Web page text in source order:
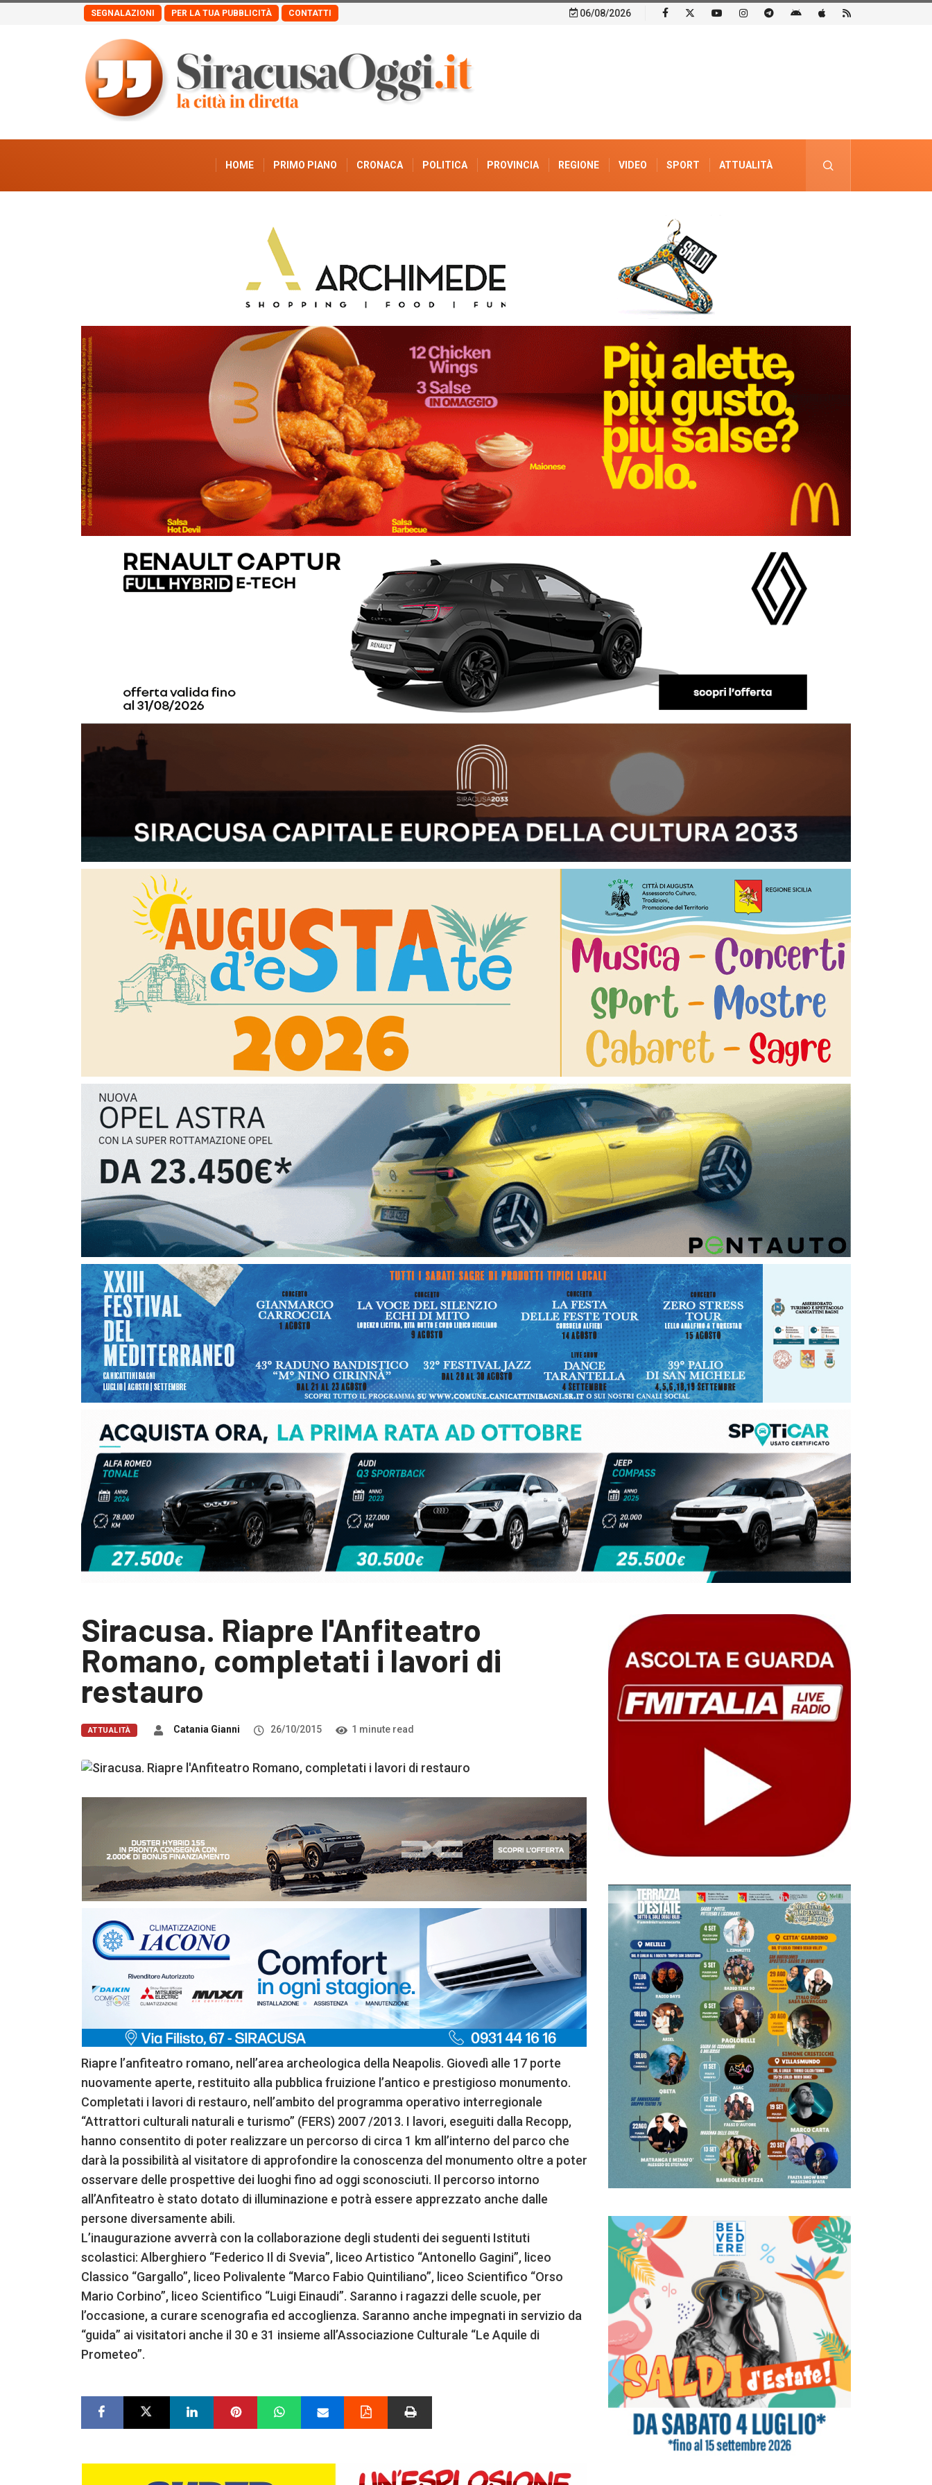
SEGNALAZIONI PER LA TUA PUBBLICITÀ CONTATTI 06/08/2026
HOME PRIMO PIANO CRONACA POLITICA PROVINCIA REGIONE VIDEO SPORT ATTUALITÀ
PUBBLICITÀ ELETTORALE
Siracusa. Riapre l'Anfiteatro
Romano, completati i lavori di
restauro
ATTUALITÀ Catania Gianni 26/10/2015 1 minute read
Riapre l’anfiteatro romano, nell’area archeologica della Neapolis. Giovedì alle 17 porte
nuovamente aperte, restituito alla pubblica fruizione l’antico e prestigioso monumento.
Completati i lavori di restauro, nell’ambito del programma operativo interregionale
“Attrattori culturali naturali e turismo” (FERS) 2007 /2013. I lavori, eseguiti dalla Recopp,
hanno consentito di poter realizzare un percorso di circa 1 km all’interno del parco che
darà la possibilità al visitatore di approfondire la conoscenza del monumento oltre a poter
osservare delle prospettive dei luoghi fino ad oggi sconosciuti. Il percorso intorno
all’Anfiteatro è stato dotato di illuminazione e potrà essere apprezzato anche dalle
persone diversamente abili.
L’inaugurazione avverrà con la collaborazione degli studenti dei seguenti Istituti
scolastici: Alberghiero “Federico Il di Svevia”, liceo Artistico “Antonello Gagini”, liceo
Classico “Gargallo”, liceo Polivalente “Marco Fabio Quintiliano”, liceo Scientifico “Orso
Mario Corbino”, liceo Scientifico “Luigi Einaudi”. Saranno i ragazzi delle scuole, per
l’occasione, a curare scenografia ed accoglienza. Saranno anche impegnati in servizio da
“guida” ai visitatori anche il 30 e 31 insieme all’Associazione Culturale “Le Aquile di
Prometeo”.